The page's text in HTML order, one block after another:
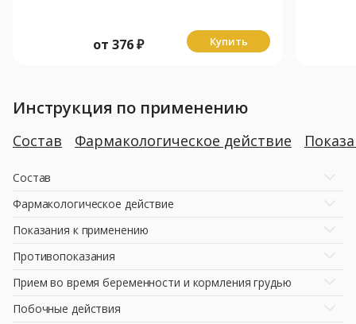
от 376₽ Купить
Инструкция по применению
Состав Фармакологическое действие
Состав
Фармакологическое действие
Показания к применению
Противопоказания
Прием во время беременности и кормления грудью
Побочные действия